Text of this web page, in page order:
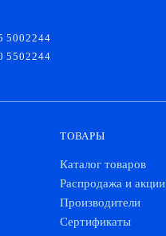
5002244
5502244
ТОВАРЫ
Каталог товаров
Распродажа и акции
Производители
Сертификаты